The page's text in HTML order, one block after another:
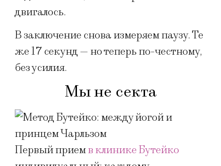
двигалось.
В заключение снова измеряем паузу. Те
же 17 секунд — но теперь по-честному,
без усилия.
Мы не секта
Первый приемв клинике Бутейко